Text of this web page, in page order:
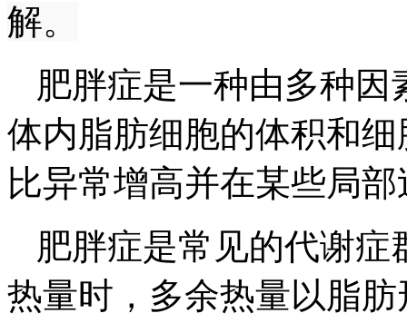
解。
肥胖症是一种由多种
体内脂肪细胞的体积和
比异常增高并在某些局
肥胖症是常见的代谢
热量时，多余热量以脂